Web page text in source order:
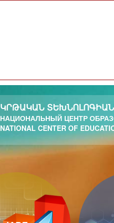
ԿՐԹԱԿԱՆ
НАЦИОНАЛЬНЫЙ ЦЕНТР
NATIONAL CENTER OF